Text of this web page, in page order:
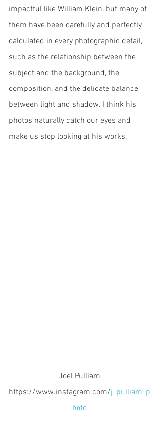
impactful like William Klein, but many of
them have been carefully and perfectly
calculated in every photographic detail,
such as the relationship between the
subject and the background, the
composition, and the delicate balance
between light and shadow. I think his
photos naturally catch our eyes and
make us stop looking at his works.
Joel Pulliam
https://www.instagram.com/j_pulliam_p
hoto